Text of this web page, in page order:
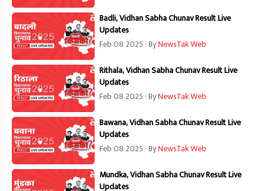
Badli, Vidhan Sabha Chunav Result Live
Updates
Feb 08 2025 · ByNewsTak Web
Rithala, Vidhan Sabha Chunav Result Live
Updates
Feb 08 2025 · ByNewsTak Web
Bawana, Vidhan Sabha Chunav Result Live
Updates
Feb 08 2025 · ByNewsTak Web
Mundka, Vidhan Sabha Chunav Result Live
Updates